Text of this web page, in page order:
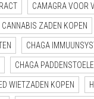
CAMAGRA VOOR
CANNABIS ZADEN KOPEN
CHAGA
CHAGA
WIETZADEN KOPEN